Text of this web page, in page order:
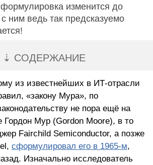
изменится до
ним ведь так предсказуемо
⇣ СОДЕРЖАНИЕ
из известнейших в ИТ-отрасли
«закону Мура», по
не пора ещё на
Гордон Мур (Gordon Moore), в то
Fairchild Semiconductor, а позже
сформулировал его в 1965-м,
Изначально исследователь